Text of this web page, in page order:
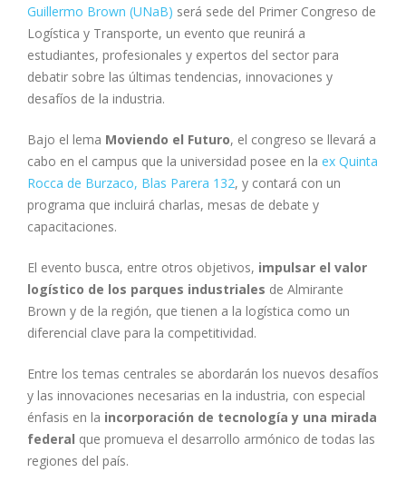
Guillermo Brown (UNaB) será sede del Primer Congreso de
Logística y Transporte, un evento que reunirá a
estudiantes, profesionales y expertos del sector para
debatir sobre las últimas tendencias, innovaciones y
desafíos de la industria.
Bajo el lema Moviendo el Futuro, el congreso se llevará a
cabo en el campus que la universidad posee en la ex Quinta
Rocca de Burzaco, Blas Parera 132, y contará con un
programa que incluirá charlas, mesas de debate y
capacitaciones.
El evento busca, entre otros objetivos, impulsar el valor
logístico de los parques industriales de Almirante
Brown y de la región, que tienen a la logística como un
diferencial clave para la competitividad.
Entre los temas centrales se abordarán los nuevos desafíos
y las innovaciones necesarias en la industria, con especial
énfasis en la incorporación de tecnología y una mirada
federal que promueva el desarrollo armónico de todas las
regiones del país.